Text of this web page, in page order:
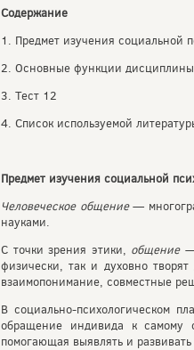
Содержание
1. Предмет изучения социальной
2. Основные функции
3. Тест 12
4. Список используемой
Предмет изучения социальной
Человеческое общение—
науками.
С точки зрения этики, общение—
физически, так и духовно
взаимопонимание, совместные
В социально-психологическом
обращение индивида к самому
помогающая выявлять и